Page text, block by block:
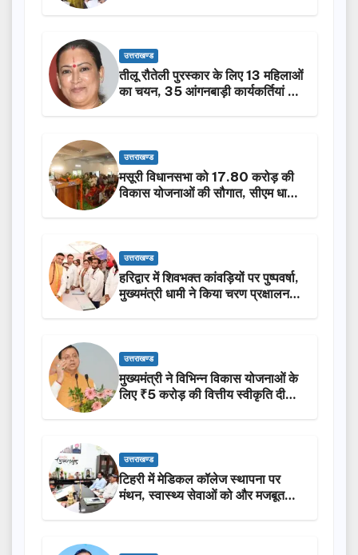
उत्तराखण्ड
तीलू रौतेली पुरस्कार के लिए 13 महिलाओं
का चयन, 35 आंगनबाड़ी कार्यकर्तियां भी
उत्तराखण्ड
मसूरी विधानसभा को 17.80 करोड़ की
विकास योजनाओं की सौगात, सीएम धामी
उत्तराखण्ड
हरिद्वार में शिवभक्त कांवड़ियों पर पुष्पवर्षा,
मुख्यमंत्री धामी ने किया चरण प्रक्षालन…
उत्तराखण्ड
मुख्यमंत्री ने विभिन्न विकास योजनाओं के
लिए ₹5 करोड़ की वित्तीय स्वीकृति दी…
उत्तराखण्ड
टिहरी में मेडिकल कॉलेज स्थापना पर
मंथन, स्वास्थ्य सेवाओं को और मजबूत